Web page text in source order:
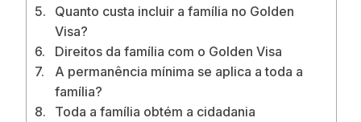
Quanto custa incluir a família no Golden
Visa?
Direitos da família com o Golden Visa
A permanência mínima se aplica a toda a
família?
Toda a família obtém a cidadania